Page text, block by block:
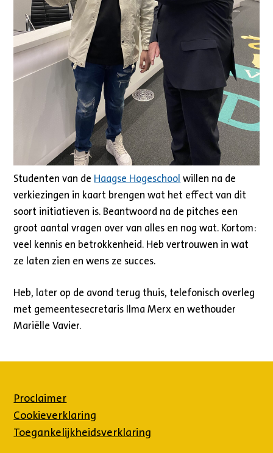
Studenten van de Haagse Hogeschool willen na de
verkiezingen in kaart brengen wat het effect van dit
soort initiatieven is. Beantwoord na de pitches een
groot aantal vragen over van alles en nog wat. Kortom:
veel kennis en betrokkenheid. Heb vertrouwen in wat
ze laten zien en wens ze succes.
Heb, later op de avond terug thuis, telefonisch overleg
met gemeentesecretaris Ilma Merx en wethouder
Mariëlle Vavier.
Proclaimer
Cookieverklaring
Toegankelijkheidsverklaring